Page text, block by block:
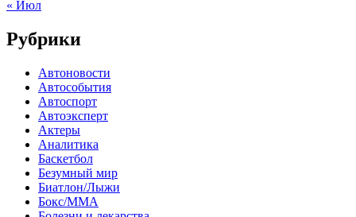
« Июл
Рубрики
Автоновости
Автособытия
Автоспорт
Автоэксперт
Актеры
Аналитика
Баскетбол
Безумный мир
Биатлон/Лыжи
Бокс/MMA